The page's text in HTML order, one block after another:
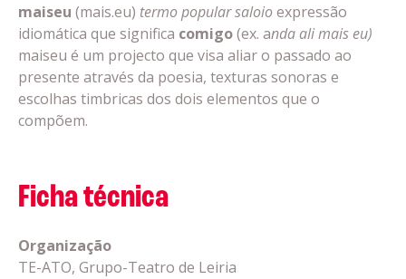
maiseu (mais.eu) termo popular saloioexpressão
idiomática que significa comigo(ex. anda ali mais eu)
maiseu é um projecto que visa aliar o passado ao
presente através da poesia, texturas sonoras e
escolhas timbricas dos dois elementos que o
compõem.
Ficha técnica
Organização
TE-ATO, Grupo-Teatro de Leiria